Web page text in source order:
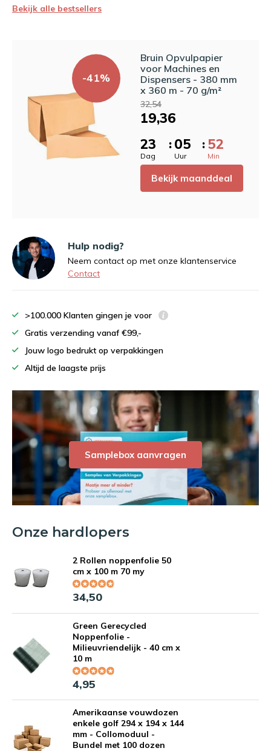
Bekijk alle bestsellers
-41%
Bruin Opvulpapier
voor Machines en
Dispensers - 380 mm
x 360 m - 70 g/m²
32,54
19,36
23
Dag
: 05
Uur
: 52
Min
Bekijk maanddeal
Hulp nodig?
Neem contact op met onze klantenservice
Contact
>100.000 Klanten gingen je voor
Gratis verzending vanaf €99,-
Jouw logo bedrukt op verpakkingen
Altijd de laagste prijs
Samplebox aanvragen
Onze hardlopers
2 Rollen noppenfolie 50
cm x 100 m 70 my
34,50
Green Gerecycled
Noppenfolie -
Milieuvriendelijk - 40 cm x
10 m
4,95
Amerikaanse vouwdozen
enkele golf 294 x 194 x 144
mm - Collomoduul -
Bundel met 100 dozen